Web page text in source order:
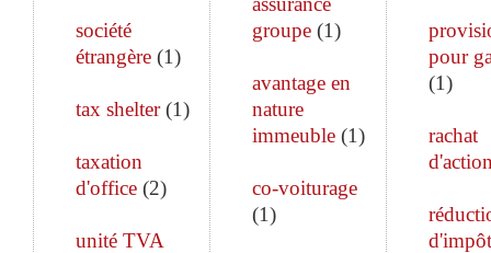
société
étrangère (1)
tax shelter(1)
taxation
d'office (2)
unité TVA
groupe(1)
avantage en
nature
immeuble(1)
co-voiturage
(1)
pour
(1)
rachat
d'impôt